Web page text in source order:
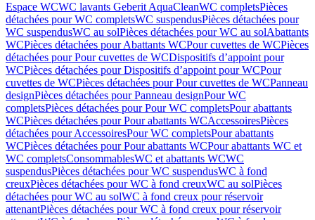
Espace WCWC lavants Geberit AquaCleanWC completsPièces
détachées pour WC completsWC suspendusPièces détachées pour
WC suspendusWC au solPièces détachées pour WC au solAbattants
WCPièces détachées pour Abattants WCPour cuvettes de WCPièces
détachées pour Pour cuvettes de WCDispositifs d’appoint pour
WCPièces détachées pour Dispositifs d’appoint pour WCPour
cuvettes de WCPièces détachées pour Pour cuvettes de WCPanneau
designPièces détachées pour Panneau designPour WC
completsPièces détachées pour Pour WC completsPour abattants
WCPièces détachées pour Pour abattants WCAccessoiresPièces
détachées pour AccessoiresPour WC completsPour abattants
WCPièces détachées pour Pour abattants WCPour abattants WC et
WC completsConsommablesWC et abattants WCWC
suspendusPièces détachées pour WC suspendusWC à fond
creuxPièces détachées pour WC à fond creuxWC au solPièces
détachées pour WC au solWC à fond creux pour réservoir
attenantPièces détachées pour WC à fond creux pour réservoir